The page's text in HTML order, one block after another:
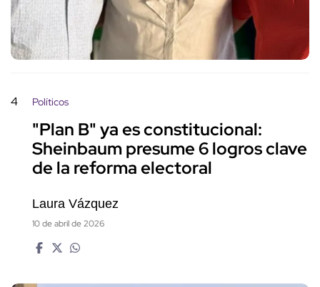
4 Políticos
"Plan B" ya es constitucional:
Sheinbaum presume 6 logros clave
de la reforma electoral
Laura Vázquez
10 de abril de 2026